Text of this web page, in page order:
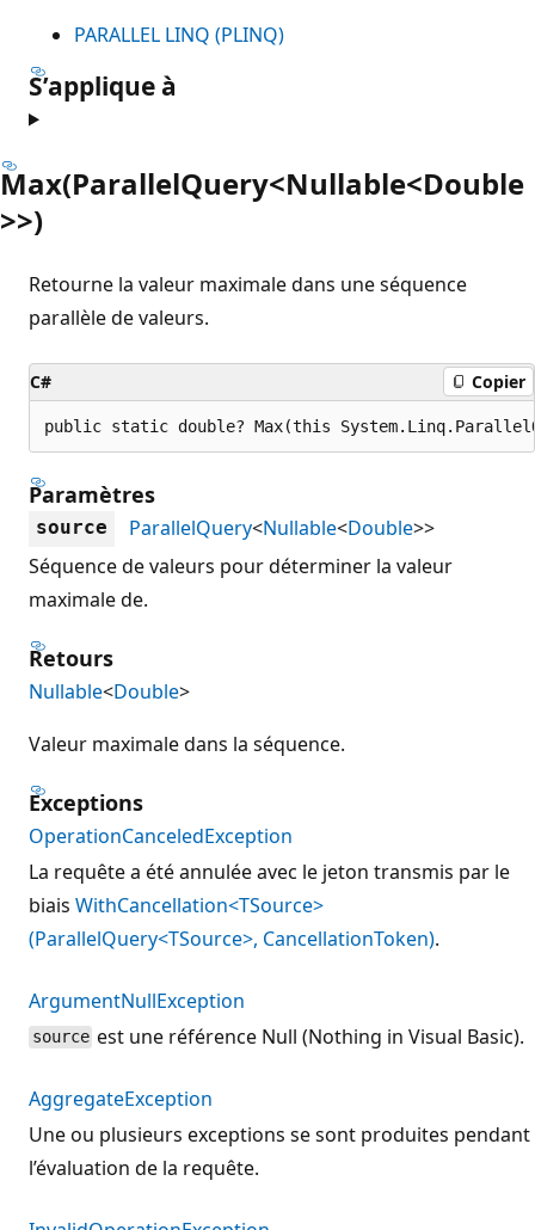
PARALLEL LINQ (PLINQ)
S’applique à
Max(ParallelQuery<Nullable<Double
>>)
Retourne la valeur maximale dans une séquence
parallèle de valeurs.
C# Copier
public static double? Max(this
Paramètres
source ParallelQuery<Nullable<Double>>
Séquence de valeurs pour déterminer la valeur
maximale de.
Retours
Nullable<Double>
Valeur maximale dans la séquence.
Exceptions
OperationCanceledException
La requête a été annulée avec le jeton transmis par le
biais WithCancellation<TSource>
(ParallelQuery<TSource>, CancellationToken).
ArgumentNullException
source est une référence Null (Nothing in Visual Basic).
AggregateException
Une ou plusieurs exceptions se sont produites pendant
l’évaluation de la requête.